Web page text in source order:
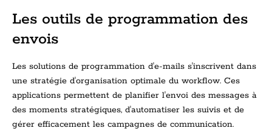
Les outils de programmation des
envois
Les solutions de programmation d'e-mails s'inscrivent dans
une stratégie d'organisation optimale du workflow. Ces
applications permettent de planifier l'envoi des messages à
des moments stratégiques, d'automatiser les suivis et de
gérer efficacement les campagnes de communication.